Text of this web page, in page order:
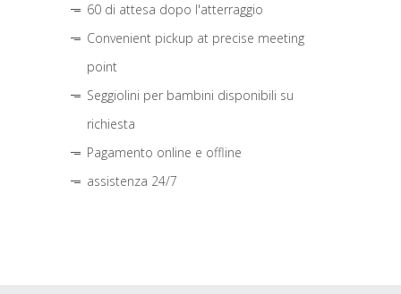
60 di attesa dopo l'atterraggio
Convenient pickup at precise meeting
point
Seggiolini per bambini disponibili su
richiesta
Pagamento online e offline
assistenza 24/7